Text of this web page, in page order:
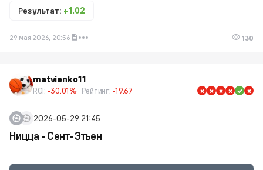
Результат: +1.02
29 мая 2026, 20:56 130
matvienko11
ROI: -30.01% Рейтинг: -19.67
2026-05-29 21:45
Ницца - Сент-Этьен